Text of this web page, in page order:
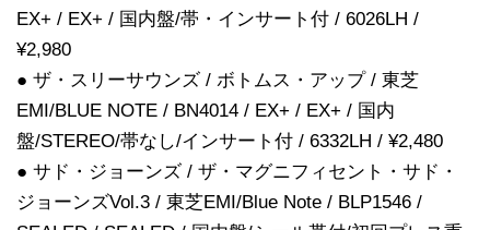
EX+ / EX+ / 国内盤/帯・インサート付 / 6026LH /
¥2,980
● ザ・スリーサウンズ / ボトムス・アップ / 東芝
EMI/BLUE NOTE / BN4014 / EX+ / EX+ / 国内
盤/STEREO/帯なし/インサート付 / 6332LH / ¥2,480
● サド・ジョーンズ / ザ・マグニフィセント・サド・
ジョーンズVol.3 / 東芝EMI/Blue Note / BLP1546 /